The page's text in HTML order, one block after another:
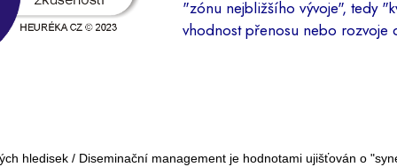
"zónu nejbližšího vývoje", tedy
vhodnost přenosu nebo rozvoje
hledisek / Diseminační management je hodnotami ujišťován o